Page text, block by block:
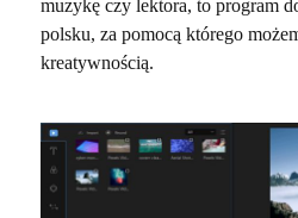
muzykę czy lektora, to program
polsku, za pomocą którego
kreatywnością.